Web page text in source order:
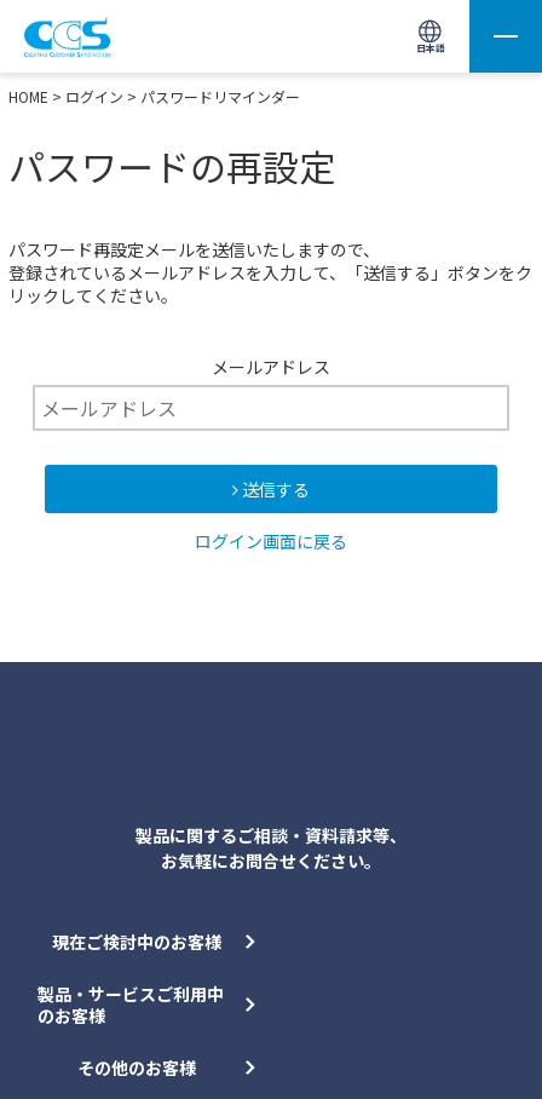
日本語
画像処理用の製品検索 サイト内検索(Enterで実行)
HOME > ログイン > パスワードリマインダー
パスワードの再設定
パスワード再設定メールを送信いたしますので、
登録されているメールアドレスを入力して、「送信する」ボタンをク
リックしてください。
メールアドレス
送信する
ログイン画面に戻る
製品に関するご相談・資料請求等、
お気軽にお問合せください。
現在ご検討中のお客様
製品・サービスご利用中
のお客様
その他のお客様